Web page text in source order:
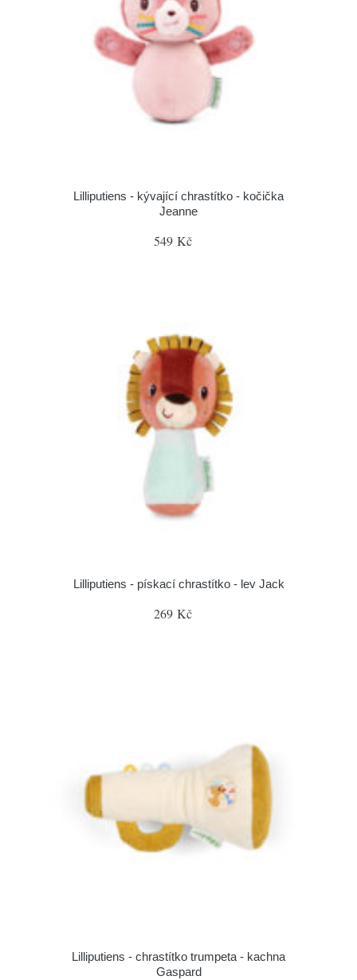
Lilliputiens - kývající chrastítko - kočička
Jeanne
549 Kč
Lilliputiens - pískací chrastítko - lev Jack
269 Kč
Lilliputiens - chrastítko trumpeta - kachna
Gaspard